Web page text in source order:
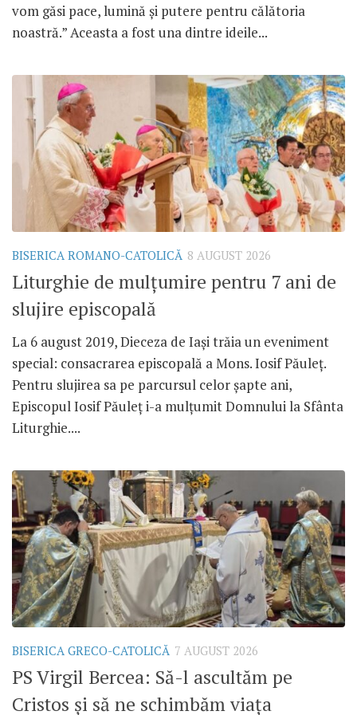
vom găsi pace, lumină și putere pentru călătoria
noastră.” Aceasta a fost una dintre ideile...
BISERICA ROMANO-CATOLICĂ 8 AUGUST 2026
Liturghie de mulțumire pentru 7 ani de
slujire episcopală
La 6 august 2019, Dieceza de Iași trăia un eveniment
special: consacrarea episcopală a Mons. Iosif Păuleț.
Pentru slujirea sa pe parcursul celor șapte ani,
Episcopul Iosif Păuleț i-a mulțumit Domnului la Sfânta
Liturghie....
BISERICA GRECO-CATOLICĂ 7 AUGUST 2026
PS Virgil Bercea: Să-l ascultăm pe
Cristos și să ne schimbăm viața